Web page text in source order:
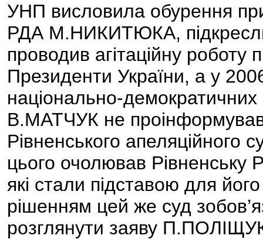
УНП висловила обурення
РДА М.НИКИТЮКА,
проводив агітаційну
Президенти України, а у
національно-
В.МАТЧУК не
Рівненського
цього очолював Рівненську
які стали підставою для
рішенням цей же суд
розглянути заяву